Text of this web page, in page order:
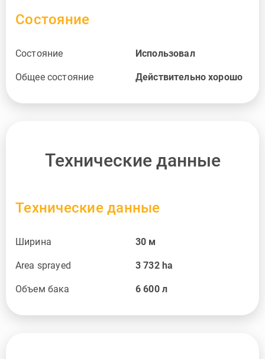
Состояние
Состояние Использовал
Общее состояние Действительно хорошо
Технические данные
Технические данные
Ширина 30 м
Area sprayed 3 732 ha
Объем бака 6 600 л